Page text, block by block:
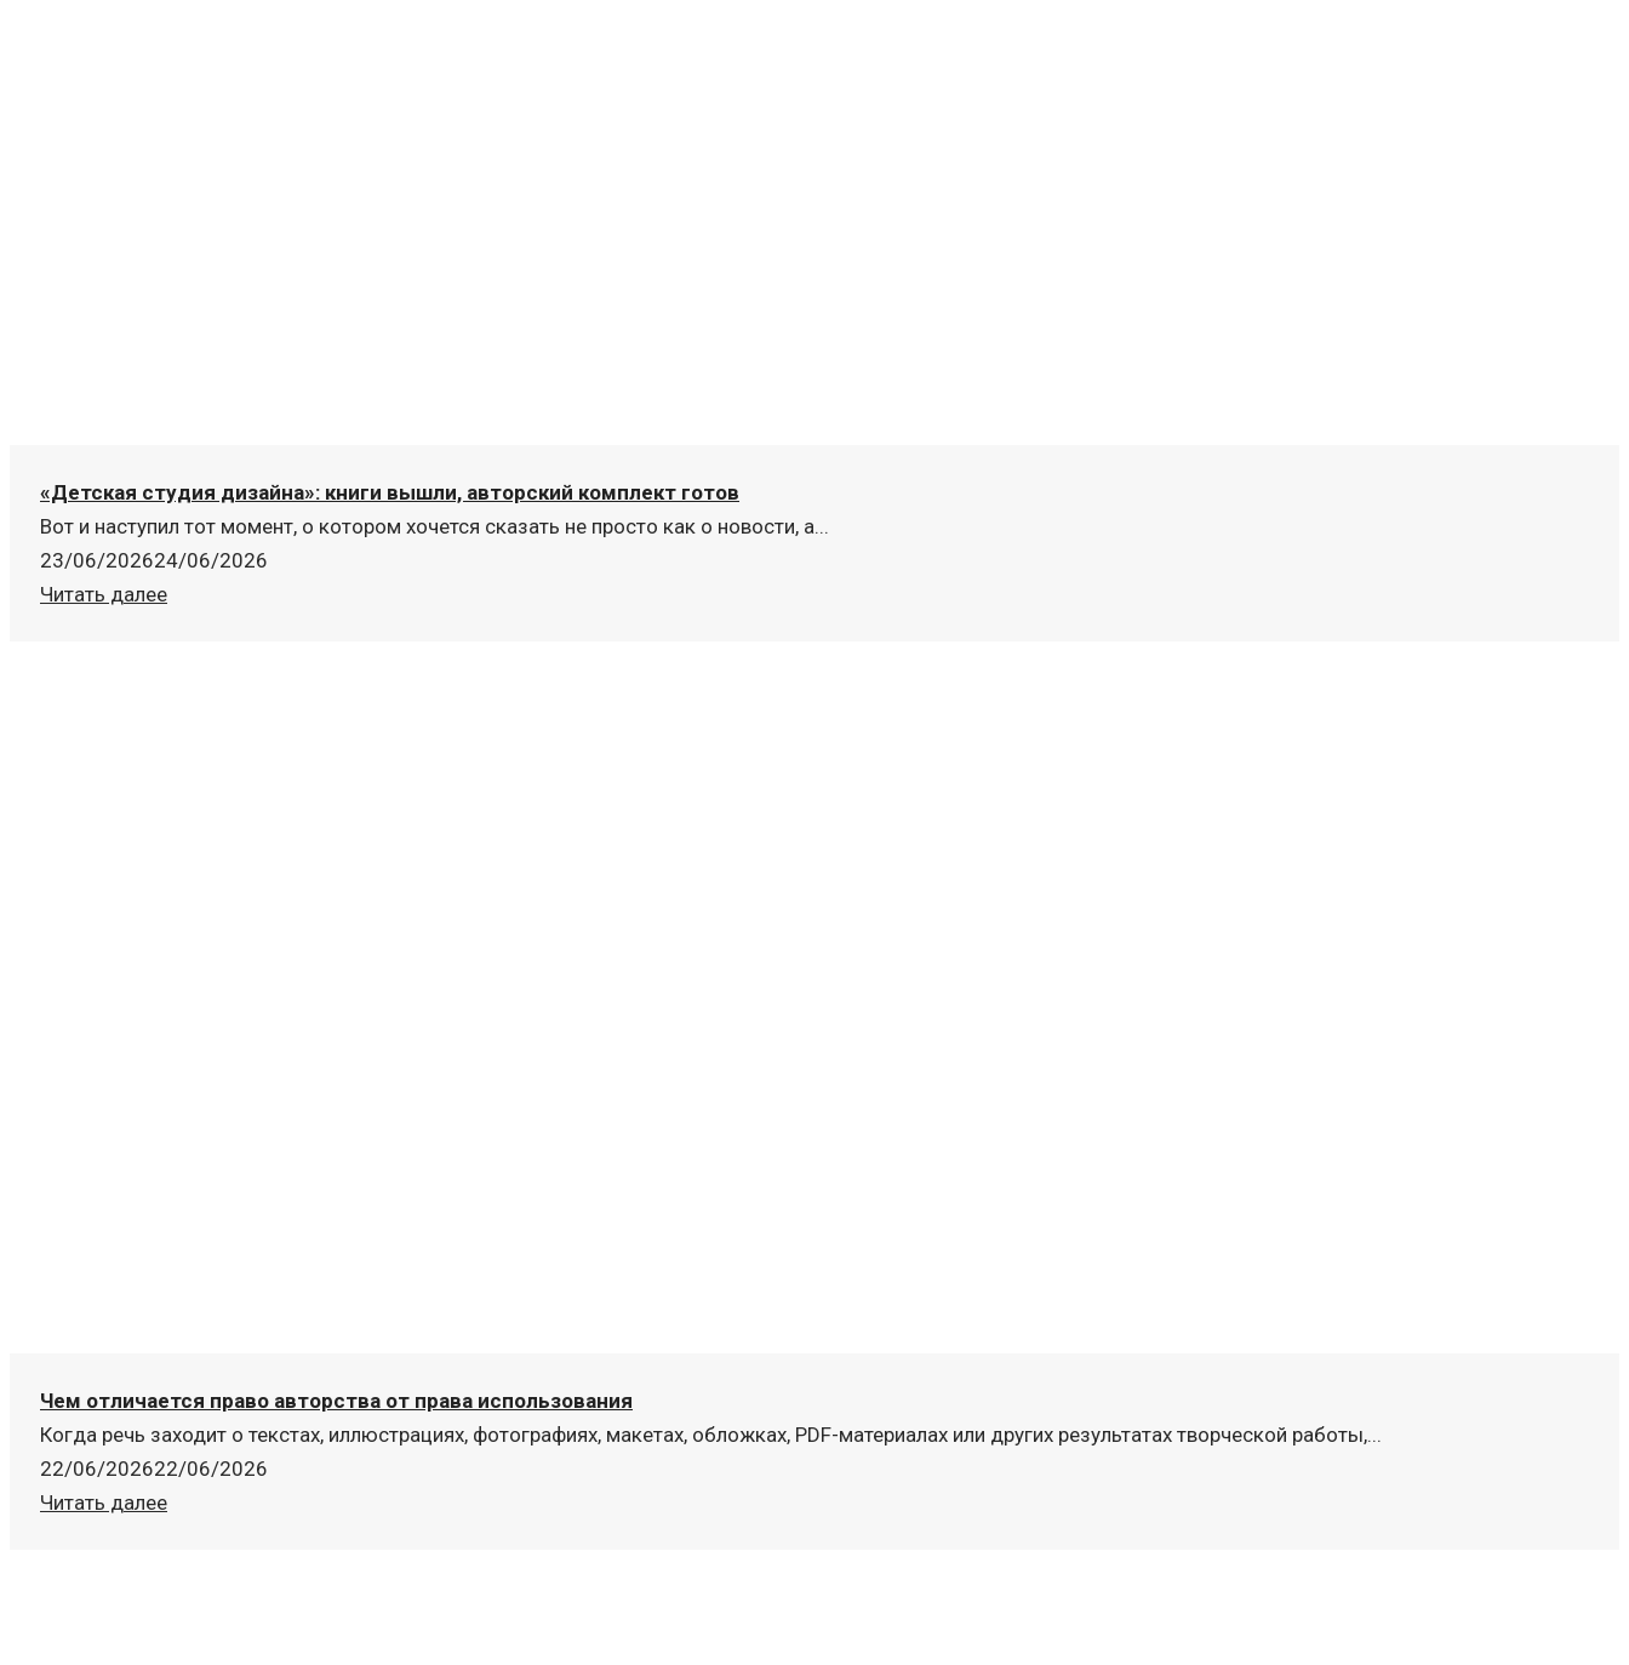
«Детская студия дизайна»: книги вышли, авторский комплект готов
Вот и наступил тот момент, о котором хочется сказать не просто как о новости, а...
23/06/202624/06/2026
Читать далее
Чем отличается право авторства от права использования
Когда речь заходит о текстах, иллюстрациях, фотографиях, макетах, обложках, PDF-материалах или других результатах творческой работы,...
22/06/202622/06/2026
Читать далее